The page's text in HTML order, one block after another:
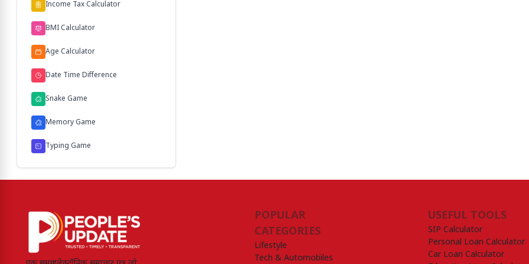
Income Tax Calculator
BMI Calculator
Age Calculator
Date Time Difference
Snake Game
Memory Game
Typing Game
POPULAR
CATEGORIES
Lifestyle
Tech & Automobiles
USEFUL TOOLS
SIP Calculator
Personal Loan Calculator
Car Loan Calculator